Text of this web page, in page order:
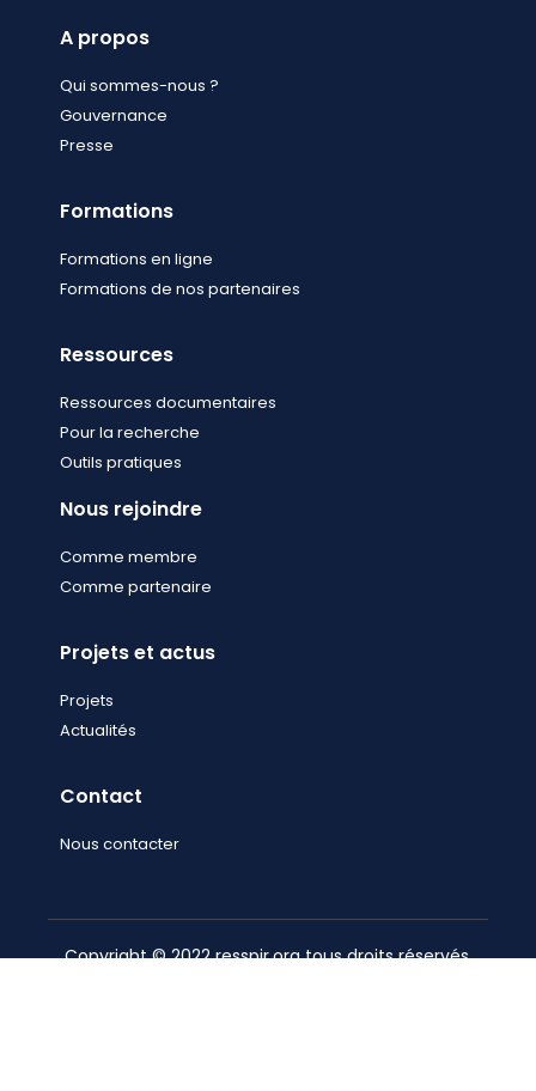
A propos
Qui sommes-nous ?
Gouvernance
Presse
Formations
Formations en ligne
Formations de nos partenaires
Ressources
Ressources documentaires
Pour la recherche
Outils pratiques
Nous rejoindre
Comme membre
Comme partenaire
Projets et actus
Projets
Actualités
Contact
Nous contacter
Copyright © 2022 resspir.org tous droits réservés.